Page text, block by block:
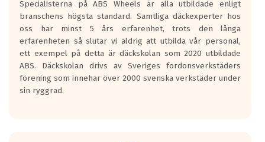
längsta.
Inga D eller G betyg delas ut för
personbilar och lätta lastbilar.
Betyget sätts efter ett test där däcken
skall bromsa in på en väg där det ligger
0.5-1.5 mm vatten.
I 80km/h kommer skillnaden på
Specialisterna på ABS Wheels är alla utbildade enligt
branschens högsta standard. Samtliga däckexperter hos
oss har minst 5 års erfarenhet, trots den långa
erfarenheten så slutar vi aldrig att utbilda vår personal,
ett exempel på detta är däckskolan som 2020 utbildade
ABS. Däckskolan drivs av Sveriges fordonsverkstäders
förening som innehar över 2000 svenska verkstäder under
sin ryggrad.